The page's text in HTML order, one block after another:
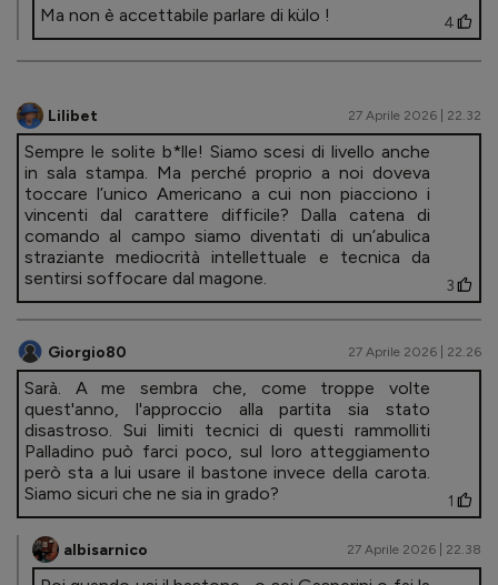
Ma non è accettabile parlare di külo !
4
Lilibet 27 Aprile 2026 | 22.32
Sempre le solite b*lle! Siamo scesi di livello anche
in sala stampa. Ma perché proprio a noi doveva
toccare l’unico Americano a cui non piacciono i
vincenti dal carattere difficile? Dalla catena di
comando al campo siamo diventati di un’abulica
straziante mediocrità intellettuale e tecnica da
sentirsi soffocare dal magone.
3
Giorgio80 27 Aprile 2026 | 22.26
Sarà. A me sembra che, come troppe volte
quest'anno, l'approccio alla partita sia stato
disastroso. Sui limiti tecnici di questi rammolliti
Palladino può farci poco, sul loro atteggiamento
però sta a lui usare il bastone invece della carota.
Siamo sicuri che ne sia in grado?
1
albisarnico 27 Aprile 2026 | 22.38